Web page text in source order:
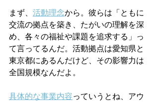
まず、 活動理念から。彼らは「ともに
交流の拠点を築き、たがいの理解を深
め、各々の福祉や課題を追求する」っ
て言ってるんだ。活動拠点は愛知県と
東京都にあるんだけど、その影響力は
全国規模なんだよ。
具体的な事業内容っていうとね、アウ